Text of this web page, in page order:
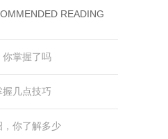
READING
你掌握了吗
几点技巧
你了解多少